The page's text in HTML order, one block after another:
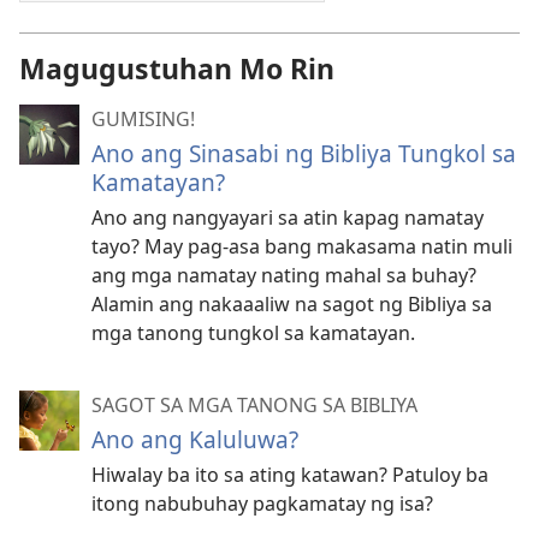
Magugustuhan Mo Rin
GUMISING!
Ano ang Sinasabi ng Bibliya Tungkol sa
Kamatayan?
Ano ang nangyayari sa atin kapag namatay
tayo? May pag-asa bang makasama natin muli
ang mga namatay nating mahal sa buhay?
Alamin ang nakaaaliw na sagot ng Bibliya sa
mga tanong tungkol sa kamatayan.
SAGOT SA MGA TANONG SA BIBLIYA
Ano ang Kaluluwa?
Hiwalay ba ito sa ating katawan? Patuloy ba
itong nabubuhay pagkamatay ng isa?